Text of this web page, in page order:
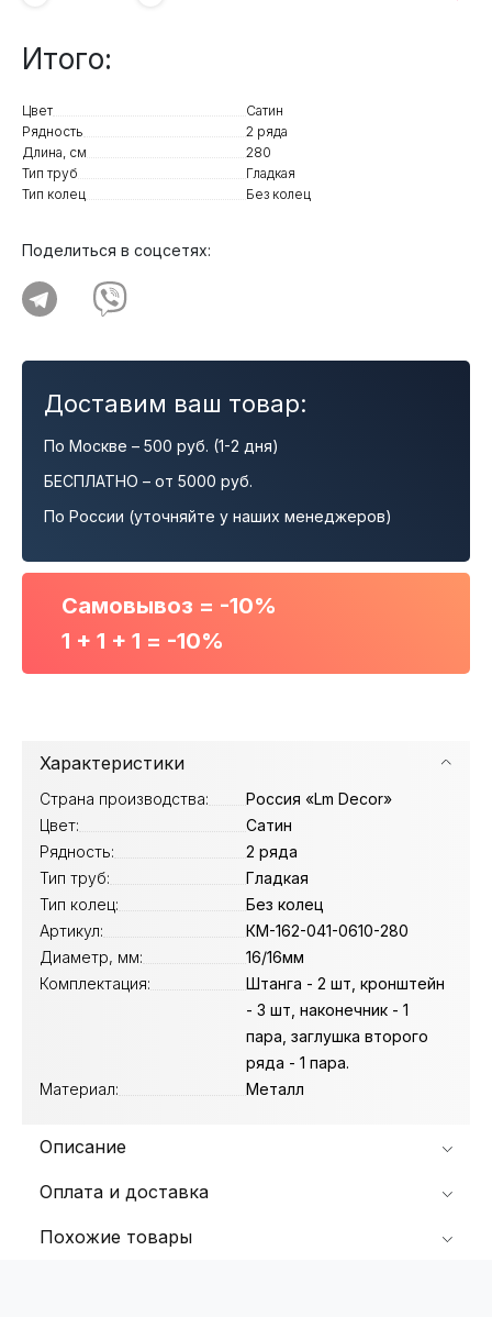
Итого:
Цвет
Сатин
Рядность
2 ряда
Длина, см
280
Тип труб
Гладкая
Тип колец
Без колец
Поделиться в соцсетях:
Доставим ваш товар:
По Москве – 500 руб. (1-2 дня)
БЕСПЛАТНО – от 5000 руб.
По России (уточняйте у наших менеджеров)
Самовывоз = -10%
1 + 1 + 1 = -10%
Характеристики
Страна производства:
Россия «Lm Decor»
Цвет:
Сатин
Рядность:
2 ряда
Тип труб:
Гладкая
Тип колец:
Без колец
Артикул:
КМ-162-041-0610-280
Диаметр, мм:
16/16мм
Комплектация:
Штанга - 2 шт, кронштейн
- 3 шт, наконечник - 1
пара, заглушка второго
ряда - 1 пара.
Материал:
Металл
Описание
Оплата и доставка
Похожие товары